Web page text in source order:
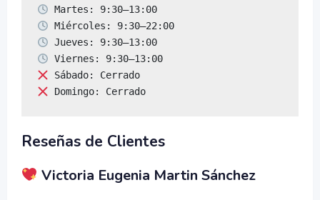
Domingo: Cerrado
Reseñas de Clientes
Victoria Eugenia Martin Sánchez